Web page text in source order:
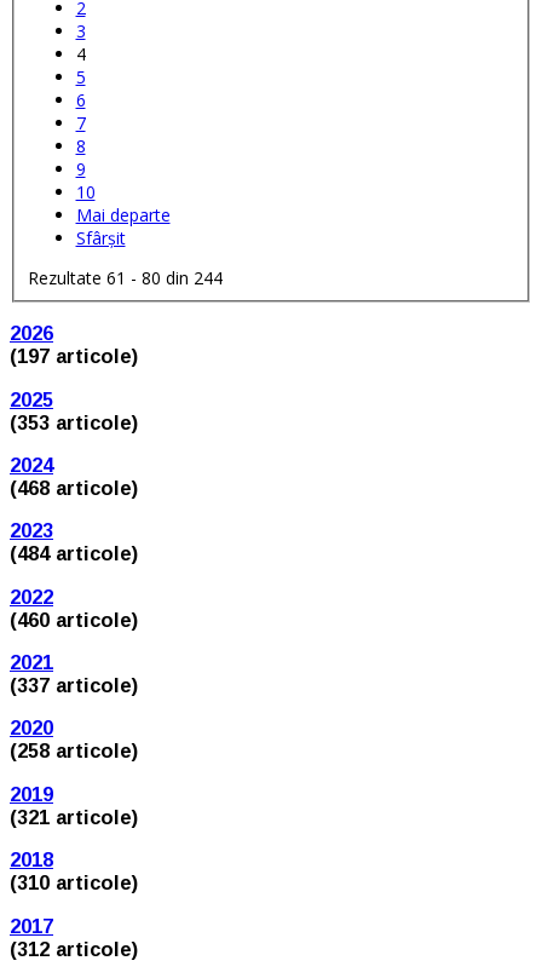
2
3
4
5
6
7
8
9
10
Mai departe
Sfârșit
Rezultate 61 - 80 din 244
2026
(197 articole)
2025
(353 articole)
2024
(468 articole)
2023
(484 articole)
2022
(460 articole)
2021
(337 articole)
2020
(258 articole)
2019
(321 articole)
2018
(310 articole)
2017
(312 articole)